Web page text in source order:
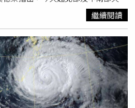
暫陣雨，但整體仍偏炎熱。明日
北台灣及中南部降雨將更加明顯，
降雨，氣溫則略為下降。至於東半
，仍須防範極端高溫發生。各地預
35度，中部24至35度，南部24至
展望下週天氣，吳德榮表示，10日
離，台灣將轉受西南風影響，迎風面
或雷雨，且可能出現較大雨勢。其他
主，其中北部及東南部仍須留意極
繼續閱讀